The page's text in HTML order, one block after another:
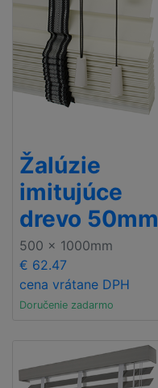
Žalúzie
imitujúce
drevo 50mm
500 x 1000mm
€ 62.47
cena vrátane DPH
Doručenie zadarmo